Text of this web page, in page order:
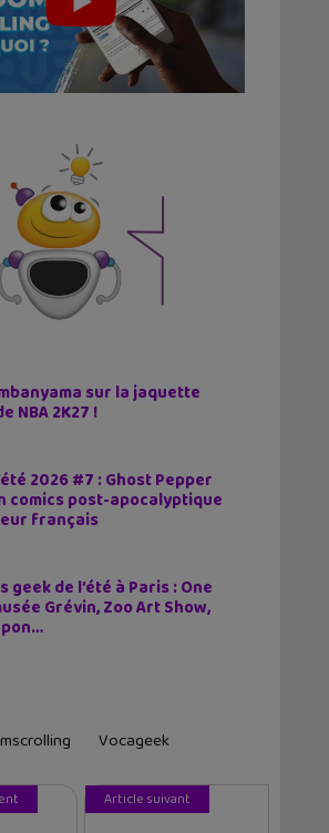
sur la jaquette
NBA 2K27 !
2026 #7 : Ghost Pepper
comics post-apocalyptique
français
geek de l’été à Paris : One
Grévin, Zoo Art Show,
Vocageek
Article suivant